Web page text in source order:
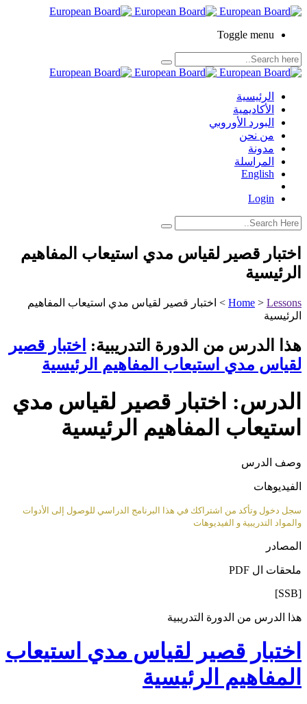
Toggle menu
الرئيسية
الأكاديمية
البورد الأوروبي
من نحن
مدونة
المراسلة
English
Login
اختبار قصير لقياس مدي استيعاب المفاهيم
الرئيسية
Home > Lessons
> اختبار قصير لقياس مدي استيعاب المفاهيم
الرئيسية
هذا الدرس من الدورة التدريبية:
اختبار قصير
لقياس مدي استيعاب المفاهيم الرئيسية
الدرس: اختبار قصير لقياس مدي
استيعاب المفاهيم الرئيسية
وصف الدرس
الفيديوهات
سجل دخول وتأكد من اشتراكك في هذا البرنامج الدراسي للوصول إلى الأدوات
والمواد التدريبية و الفيديوهات
المصادر
ملحقات ال PDF
[SSB]
هذا الدرس من الدورة التدريبية
اختبار قصير لقياس مدي استيعاب
المفاهيم الرئيسية